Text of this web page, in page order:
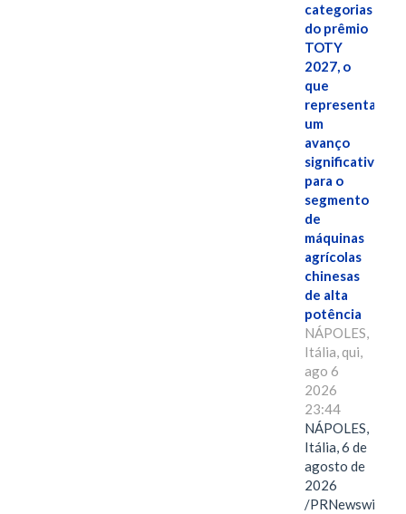
categorias
do prêmio
TOTY
2027, o
que
representa
um
avanço
significativo
para o
segmento
de
máquinas
agrícolas
chinesas
de alta
potência
NÁPOLES,
Itália, qui,
ago 6
2026
23:44
NÁPOLES,
Itália, 6 de
agosto de
2026
/PRNewswire/